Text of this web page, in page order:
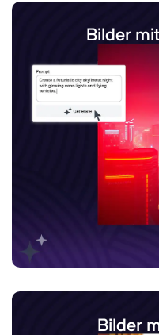
Bilder
Bilder